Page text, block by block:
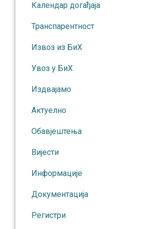
Календар догађаја
Транспарентност
Извоз из БиХ
Увоз у БиХ
Издвајамо
Актуелно
Обавјештења
Вијести
Информације
Документација
Регистри